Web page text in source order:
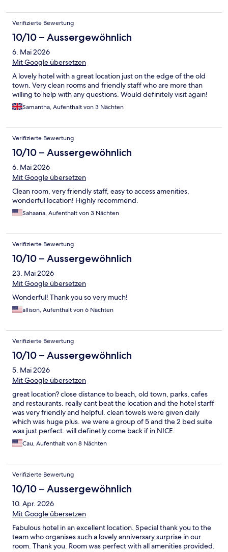
Verifizierte Bewertung
10/10 – Aussergewöhnlich
6. Mai 2026
Mit Google übersetzen
A lovely hotel with a great location just on the edge of the old
town. Very clean rooms and friendly staff who are more than
willing to help with any questions. Would definitely visit again!
Samantha, Aufenthalt von 3 Nächten
Verifizierte Bewertung
10/10 – Aussergewöhnlich
6. Mai 2026
Mit Google übersetzen
Clean room, very friendly staff, easy to access amenities,
wonderful location! Highly recommend.
Sahaana, Aufenthalt von 3 Nächten
Verifizierte Bewertung
10/10 – Aussergewöhnlich
23. Mai 2026
Mit Google übersetzen
Wonderful! Thank you so very much!
allison, Aufenthalt von 6 Nächten
Verifizierte Bewertung
10/10 – Aussergewöhnlich
5. Mai 2026
Mit Google übersetzen
great location? close distance to beach, old town, parks, cafes
and restaurants. really cant beat the location and the hotel starff
was very friendly and helpful. clean towels were given daily
which was huge plus. we were a group of 5 and the 2 bed suite
was just perfect. will definetly come back if in NICE.
Cau, Aufenthalt von 8 Nächten
Verifizierte Bewertung
10/10 – Aussergewöhnlich
10. Apr. 2026
Mit Google übersetzen
Fabulous hotel in an excellent location. Special thank you to the
team who organises such a lovely anniversary surprise in our
room. Thank you. Room was perfect with all amenities provided.